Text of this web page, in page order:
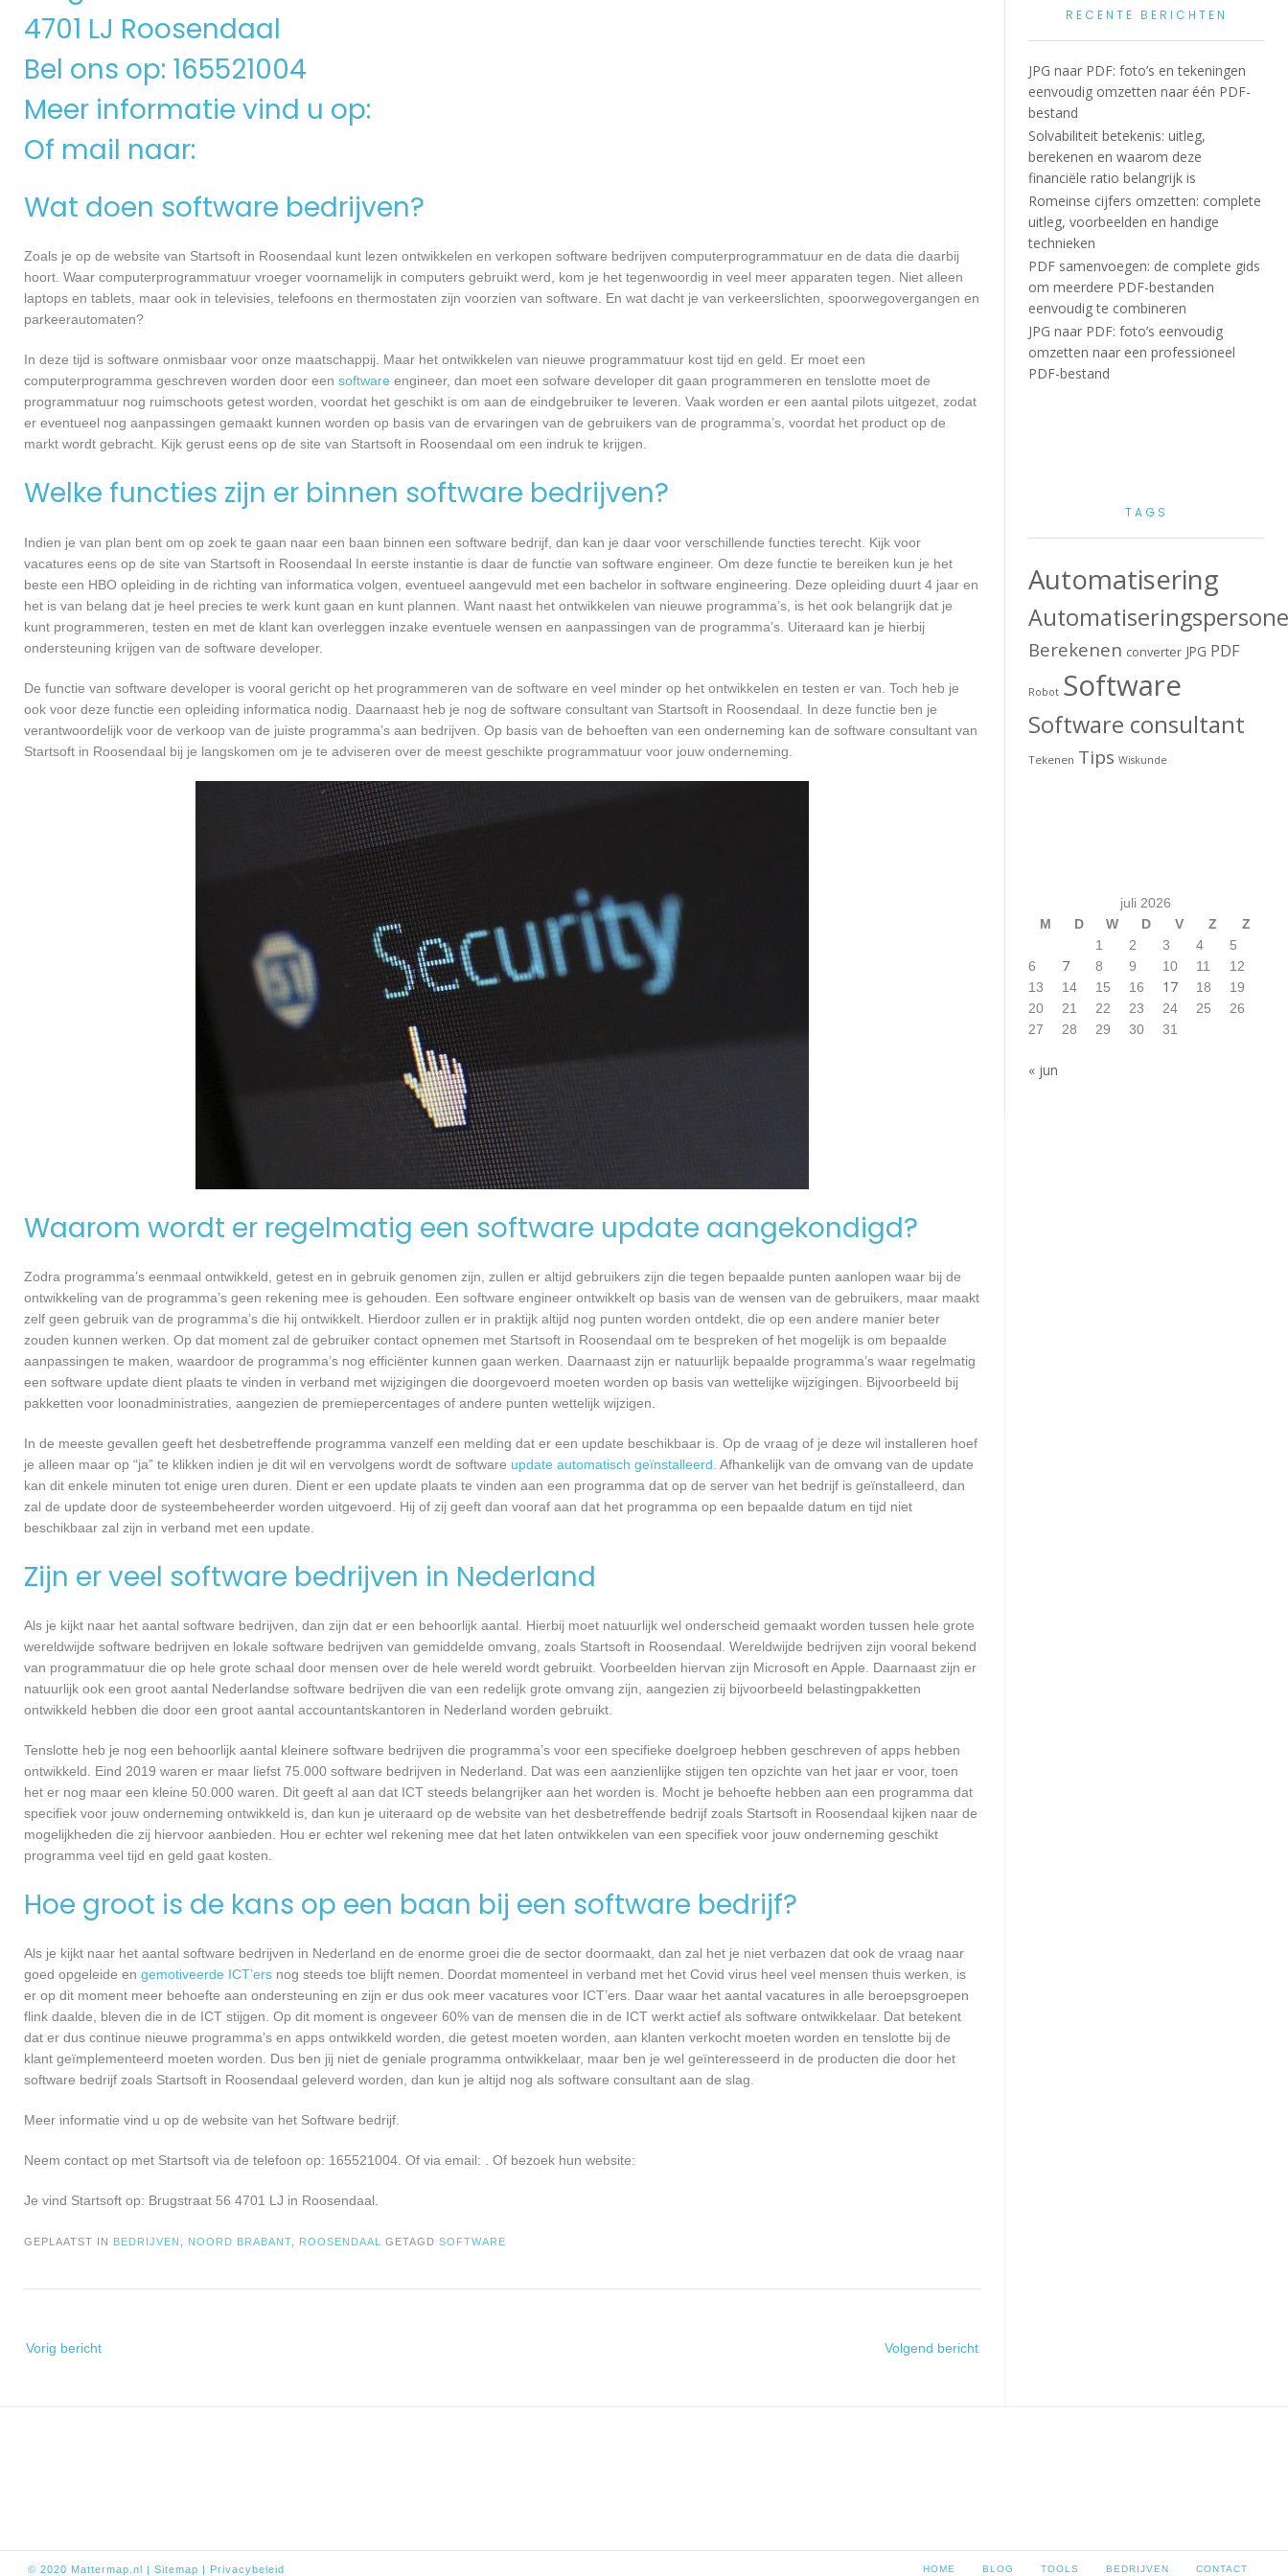
4701 LJ Roosendaal
Bel ons op: 165521004
Meer informatie vind u op:
Of mail naar:
Wat doen software bedrijven?
Zoals je op de website van Startsoft in Roosendaal kunt lezen ontwikkelen en verkopen software bedrijven computerprogrammatuur en de data die daarbij
hoort. Waar computerprogrammatuur vroeger voornamelijk in computers gebruikt werd, kom je het tegenwoordig in veel meer apparaten tegen. Niet alleen
laptops en tablets, maar ook in televisies, telefoons en thermostaten zijn voorzien van software. En wat dacht je van verkeerslichten, spoorwegovergangen en
parkeerautomaten?
In deze tijd is software onmisbaar voor onze maatschappij. Maar het ontwikkelen van nieuwe programmatuur kost tijd en geld. Er moet een
computerprogramma geschreven worden door een software engineer, dan moet een sofware developer dit gaan programmeren en tenslotte moet de
programmatuur nog ruimschoots getest worden, voordat het geschikt is om aan de eindgebruiker te leveren. Vaak worden er een aantal pilots uitgezet, zodat
er eventueel nog aanpassingen gemaakt kunnen worden op basis van de ervaringen van de gebruikers van de programma’s, voordat het product op de
markt wordt gebracht. Kijk gerust eens op de site van Startsoft in Roosendaal om een indruk te krijgen.
Welke functies zijn er binnen software bedrijven?
Indien je van plan bent om op zoek te gaan naar een baan binnen een software bedrijf, dan kan je daar voor verschillende functies terecht. Kijk voor
vacatures eens op de site van Startsoft in Roosendaal In eerste instantie is daar de functie van software engineer. Om deze functie te bereiken kun je het
beste een HBO opleiding in de richting van informatica volgen, eventueel aangevuld met een bachelor in software engineering. Deze opleiding duurt 4 jaar en
het is van belang dat je heel precies te werk kunt gaan en kunt plannen. Want naast het ontwikkelen van nieuwe programma’s, is het ook belangrijk dat je
kunt programmeren, testen en met de klant kan overleggen inzake eventuele wensen en aanpassingen van de programma’s. Uiteraard kan je hierbij
ondersteuning krijgen van de software developer.
De functie van software developer is vooral gericht op het programmeren van de software en veel minder op het ontwikkelen en testen er van. Toch heb je
ook voor deze functie een opleiding informatica nodig. Daarnaast heb je nog de software consultant van Startsoft in Roosendaal. In deze functie ben je
verantwoordelijk voor de verkoop van de juiste programma’s aan bedrijven. Op basis van de behoeften van een onderneming kan de software consultant van
Startsoft in Roosendaal bij je langskomen om je te adviseren over de meest geschikte programmatuur voor jouw onderneming.
Waarom wordt er regelmatig een software update aangekondigd?
Zodra programma’s eenmaal ontwikkeld, getest en in gebruik genomen zijn, zullen er altijd gebruikers zijn die tegen bepaalde punten aanlopen waar bij de
ontwikkeling van de programma’s geen rekening mee is gehouden. Een software engineer ontwikkelt op basis van de wensen van de gebruikers, maar maakt
zelf geen gebruik van de programma’s die hij ontwikkelt. Hierdoor zullen er in praktijk altijd nog punten worden ontdekt, die op een andere manier beter
zouden kunnen werken. Op dat moment zal de gebruiker contact opnemen met Startsoft in Roosendaal om te bespreken of het mogelijk is om bepaalde
aanpassingen te maken, waardoor de programma’s nog efficiënter kunnen gaan werken. Daarnaast zijn er natuurlijk bepaalde programma’s waar regelmatig
een software update dient plaats te vinden in verband met wijzigingen die doorgevoerd moeten worden op basis van wettelijke wijzigingen. Bijvoorbeeld bij
pakketten voor loonadministraties, aangezien de premiepercentages of andere punten wettelijk wijzigen.
In de meeste gevallen geeft het desbetreffende programma vanzelf een melding dat er een update beschikbaar is. Op de vraag of je deze wil installeren hoef
je alleen maar op “ja” te klikken indien je dit wil en vervolgens wordt de software update automatisch geïnstalleerd . Afhankelijk van de omvang van de update
kan dit enkele minuten tot enige uren duren. Dient er een update plaats te vinden aan een programma dat op de server van het bedrijf is geïnstalleerd, dan
zal de update door de systeembeheerder worden uitgevoerd. Hij of zij geeft dan vooraf aan dat het programma op een bepaalde datum en tijd niet
beschikbaar zal zijn in verband met een update.
Zijn er veel software bedrijven in Nederland
Als je kijkt naar het aantal software bedrijven, dan zijn dat er een behoorlijk aantal. Hierbij moet natuurlijk wel onderscheid gemaakt worden tussen hele grote
wereldwijde software bedrijven en lokale software bedrijven van gemiddelde omvang, zoals Startsoft in Roosendaal. Wereldwijde bedrijven zijn vooral bekend
van programmatuur die op hele grote schaal door mensen over de hele wereld wordt gebruikt. Voorbeelden hiervan zijn Microsoft en Apple. Daarnaast zijn er
natuurlijk ook een groot aantal Nederlandse software bedrijven die van een redelijk grote omvang zijn, aangezien zij bijvoorbeeld belastingpakketten
ontwikkeld hebben die door een groot aantal accountantskantoren in Nederland worden gebruikt.
Tenslotte heb je nog een behoorlijk aantal kleinere software bedrijven die programma’s voor een specifieke doelgroep hebben geschreven of apps hebben
ontwikkeld. Eind 2019 waren er maar liefst 75.000 software bedrijven in Nederland. Dat was een aanzienlijke stijgen ten opzichte van het jaar er voor, toen
het er nog maar een kleine 50.000 waren. Dit geeft al aan dat ICT steeds belangrijker aan het worden is. Mocht je behoefte hebben aan een programma dat
specifiek voor jouw onderneming ontwikkeld is, dan kun je uiteraard op de website van het desbetreffende bedrijf zoals Startsoft in Roosendaal kijken naar de
mogelijkheden die zij hiervoor aanbieden. Hou er echter wel rekening mee dat het laten ontwikkelen van een specifiek voor jouw onderneming geschikt
programma veel tijd en geld gaat kosten.
Hoe groot is de kans op een baan bij een software bedrijf?
Als je kijkt naar het aantal software bedrijven in Nederland en de enorme groei die de sector doormaakt, dan zal het je niet verbazen dat ook de vraag naar
goed opgeleide en gemotiveerde ICT’ers nog steeds toe blijft nemen. Doordat momenteel in verband met het Covid virus heel veel mensen thuis werken, is
er op dit moment meer behoefte aan ondersteuning en zijn er dus ook meer vacatures voor ICT’ers. Daar waar het aantal vacatures in alle beroepsgroepen
flink daalde, bleven die in de ICT stijgen. Op dit moment is ongeveer 60% van de mensen die in de ICT werkt actief als software ontwikkelaar. Dat betekent
dat er dus continue nieuwe programma’s en apps ontwikkeld worden, die getest moeten worden, aan klanten verkocht moeten worden en tenslotte bij de
klant geïmplementeerd moeten worden. Dus ben jij niet de geniale programma ontwikkelaar, maar ben je wel geïnteresseerd in de producten die door het
software bedrijf zoals Startsoft in Roosendaal geleverd worden, dan kun je altijd nog als software consultant aan de slag.
Meer informatie vind u op de website van het Software bedrijf.
Neem contact op met Startsoft via de telefoon op: 165521004. Of via email: . Of bezoek hun website:
Je vind Startsoft op: Brugstraat 56 4701 LJ in Roosendaal.
GEPLAATST IN BEDRIJVEN NOORD BRABANT ROOSENDAAL GETAGD SOFTWARE
navigatie
Vorig bericht Volgend bericht
RECENTE BERICHTEN
JPG naar PDF: foto’s en tekeningen
eenvoudig omzetten naar één PDF-
bestand
Solvabiliteit betekenis: uitleg,
berekenen en waarom deze
financiële ratio belangrijk is
Romeinse cijfers omzetten: complete
uitleg, voorbeelden en handige
technieken
PDF samenvoegen: de complete gids
om meerdere PDF-bestanden
eenvoudig te combineren
JPG naar PDF: foto’s eenvoudig
omzetten naar een professioneel
PDF-bestand
TAGS
Automatisering
Berekenen converter JPG PDF
Robot Software
Software consultant
Tekenen Tips Wiskunde
juli 2026
M
D W D V Z
Z
1
2 3 4
5
6
7 8 9 10 11
12
13
14 15 16 17 18
19
20
21 22 23 24 25
26
27
28 29 30 31
« jun
© 2020 Mattermap.nl | Sitemap | Privacybeleid HOME BLOG TOOLS BEDRIJVEN CONTACT